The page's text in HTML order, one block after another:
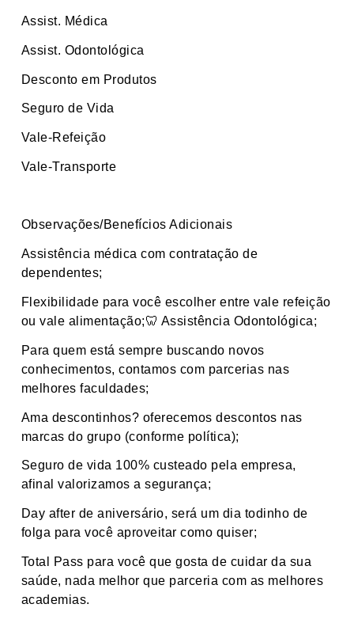
Assist. Médica
Assist. Odontológica
Desconto em Produtos
Seguro de Vida
Vale-Refeição
Vale-Transporte
Observações/Benefícios Adicionais
Assistência médica com contratação de
dependentes;
Flexibilidade para você escolher entre vale refeição
ou vale alimentação;🦷 Assistência Odontológica;
Para quem está sempre buscando novos
conhecimentos, contamos com parcerias nas
melhores faculdades;
Ama descontinhos? oferecemos descontos nas
marcas do grupo (conforme política);
Seguro de vida 100% custeado pela empresa,
afinal valorizamos a segurança;
Day after de aniversário, será um dia todinho de
folga para você aproveitar como quiser;
Total Pass para você que gosta de cuidar da sua
saúde, nada melhor que parceria com as melhores
academias.